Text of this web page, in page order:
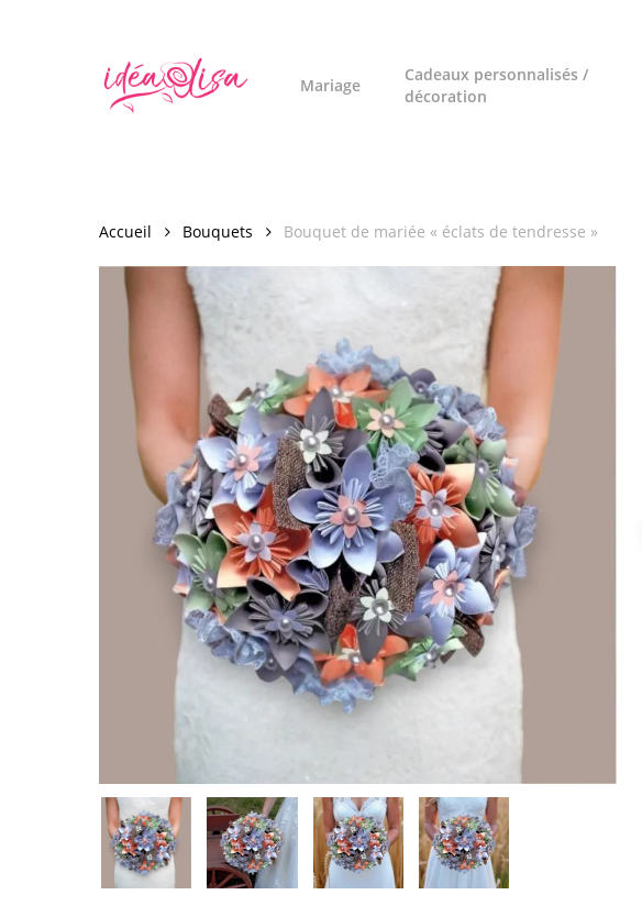
Mariage
Cadeaux personnalisés /
décoration
Accueil Bouquets Bouquet de mariée « éclats de tendresse »